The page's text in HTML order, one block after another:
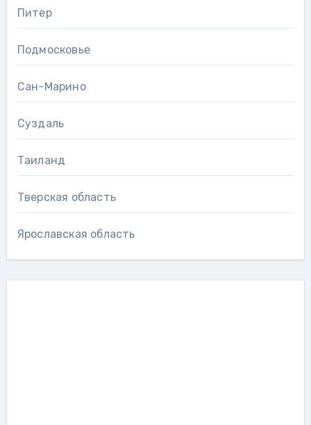
Питер
Подмосковье
Сан-Марино
Суздаль
Таиланд
Тверская область
Ярославская область